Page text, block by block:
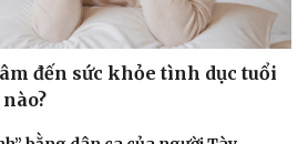
đến sức khỏe tình dục tuổi